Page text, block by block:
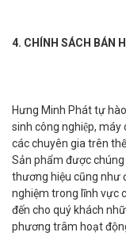
4. CHÍNH SÁCH BÁN
Hưng Minh Phát tự
sinh công nghiệp,
các chuyên gia trên
Sản phẩm được
thương hiệu cũng như
nghiệm trong lĩnh vực
đến cho quý khách
phương trâm hoạt